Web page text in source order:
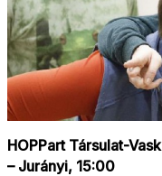
HOPPart Társulat-
– Jurányi, 15:00